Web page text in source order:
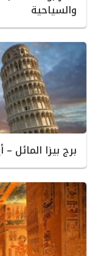
والسياحية
برج بيزا المائل